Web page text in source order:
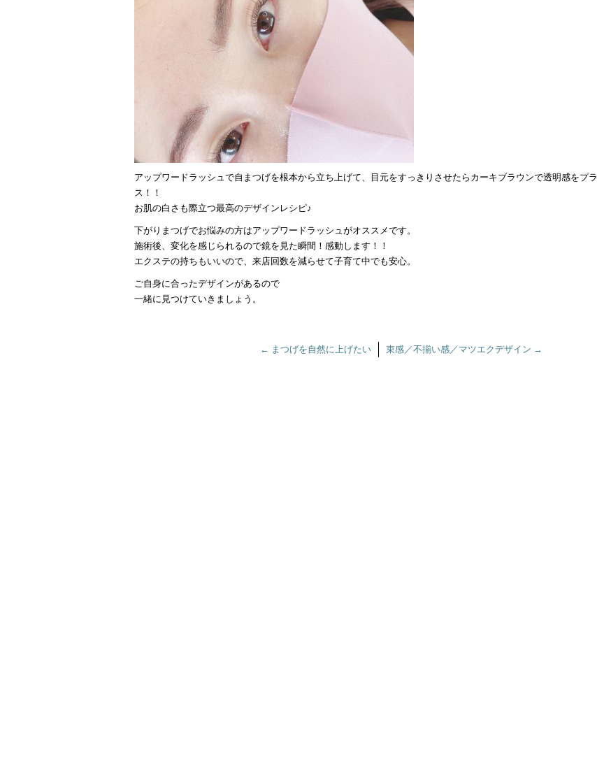
アップワードラッシュで自まつげを根本から立ち上げて、目元をすっきりさせたらカーキブラウンで透明感をプラ
ス！！
お肌の白さも際立つ最高のデザインレシピ♪
下がりまつげでお悩みの方はアップワードラッシュがオススメです。
施術後、変化を感じられるので鏡を見た瞬間！感動します！！
エクステの持ちもいいので、来店回数を減らせて子育て中でも安心。
ご自身に合ったデザインがあるので
一緒に見つけていきましょう。
← まつげを自然に上げたい 束感／不揃い感／マツエクデザイン →